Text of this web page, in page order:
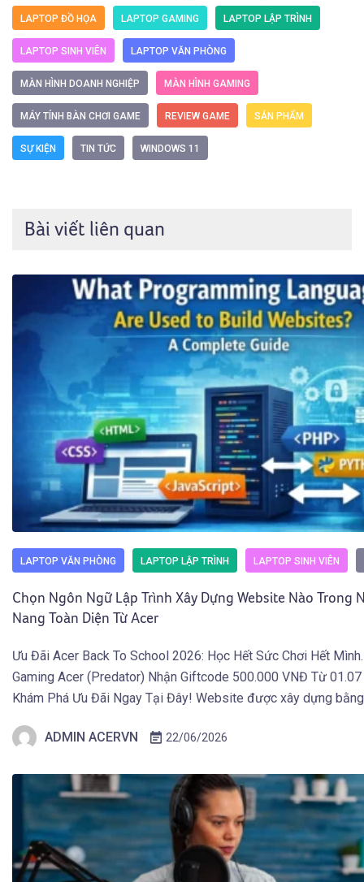
LAPTOP ĐỒ HỌA LAPTOP GAMING LAPTOP LẬP TRÌNH
LAPTOP SINH VIÊN LAPTOP VĂN PHÒNG
MÀN HÌNH DOANH NGHIỆP MÀN HÌNH GAMING
MÁY TÍNH BÀN CHƠI GAME REVIEW GAME SẢN PHẨM
SỰ KIỆN TIN TỨC WINDOWS 11
Bài viết liên quan
LAPTOP VĂN PHÒNG LAPTOP LẬP TRÌNH LAPTOP SINH VIÊN
Chọn Ngôn Ngữ Lập Trình Xây Dựng Website Nào Trong
Nang Toàn Diện Từ Acer
Ưu Đãi Acer Back To School 2026: Học Hết Sức Chơi Hết
Gaming Acer (Predator) Nhận Giftcode 500.000 VNĐ Từ
Khám Phá Ưu Đãi Ngay Tại Đây! Website được xây dựng
ADMIN ACERVN
22/06/2026